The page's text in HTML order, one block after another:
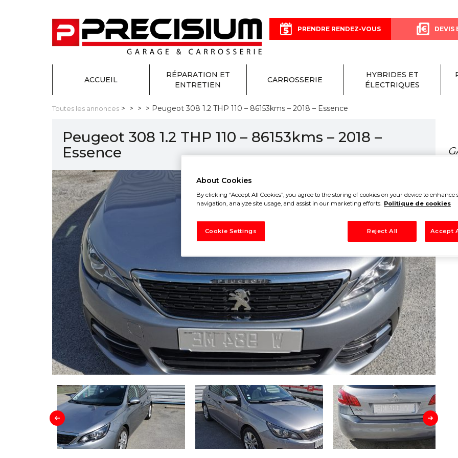
PRENDRE RENDEZ-VOUS DEVIS
ACCUEIL
RÉPARATION ET
ENTRETIEN
CARROSSERIE
HYBRIDES ET
ÉLECTRIQUES
Toutes les annonces > > > > Peugeot 308 1.2 THP 110 – 86153kms – 2018 – Essence
Peugeot 308 1.2 THP 110 – 86153kms – 2018 –
Essence
About Cookies
By clicking “Accept All Cookies”, you agree to the storing of cookies on your device to enhance
navigation, analyze site usage, and assist in our marketing efforts. Politique de cookies
Reject All Accept
Cookie Settings